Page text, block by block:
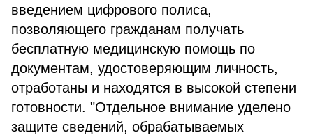
введением цифрового полиса,
позволяющего гражданам получать
бесплатную медицинскую помощь по
документам, удостоверяющим личность,
отработаны и находятся в высокой степени
готовности. "Отдельное внимание уделено
защите сведений, обрабатываемых